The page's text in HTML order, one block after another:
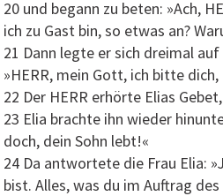
20 und begann zu beten: »Ach,
ich zu Gast bin, so etwas an?
21 Dann legte er sich dreimal
»HERR, mein Gott, ich bitte
22 Der HERR erhörte Elias
23 Elia brachte ihn wieder
doch, dein Sohn lebt!«
24 Da antwortete die Frau Elia:
bist. Alles, was du im Auftrag